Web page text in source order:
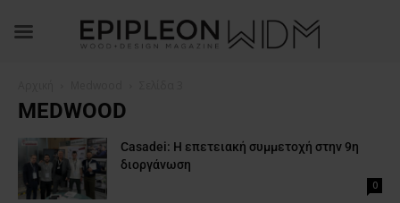
MEDWOOD
Casadei: Η επετειακή συμμετοχή στην 9η
διοργάνωση
0